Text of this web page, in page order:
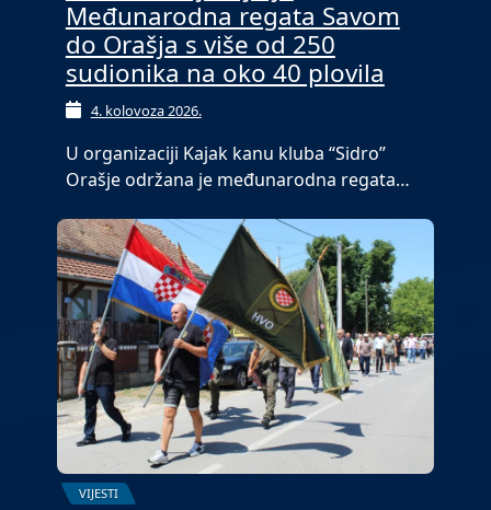
Međunarodna regata Savom
do Orašja s više od 250
sudionika na oko 40 plovila
4. kolovoza 2026.
U organizaciji Kajak kanu kluba “Sidro”
Orašje održana je međunarodna regata…
VIJESTI